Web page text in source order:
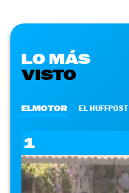
LO MÁS
VISTO
ELMOTOR EL HUFFPOST
1